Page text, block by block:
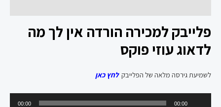
פלייבק למכירה הורדה אין לך מה
לדאוג עוזי פוקס
לשמיעת גירסה מלאה של הפלייבק לחץ כאן
00:00
00:00